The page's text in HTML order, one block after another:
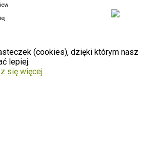
(cookies), dzięki którym nasz
lepiej.
się więcej